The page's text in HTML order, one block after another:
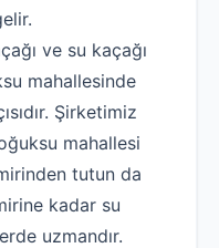
ve su kaçağı
mahallesinde
Şirketimiz
mahallesi
tutun da
kadar su
uzmandır.